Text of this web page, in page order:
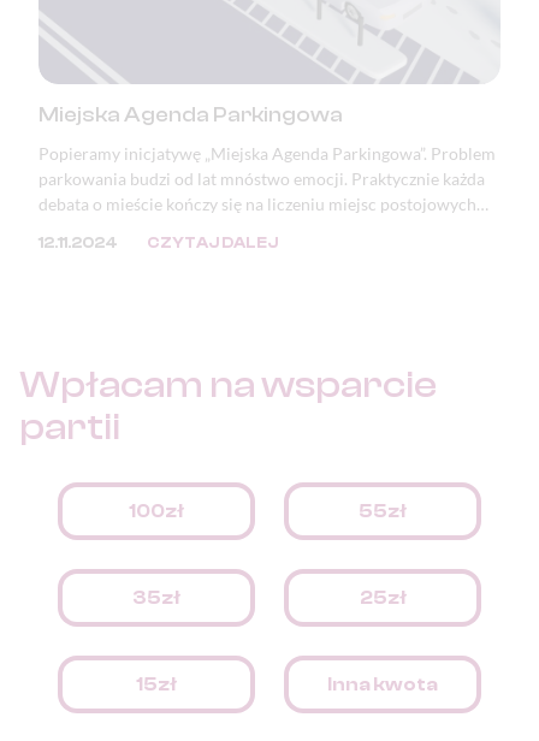
Miejska Agenda Parkingowa
Popieramy inicjatywę „Miejska Agenda Parkingowa”. Problem
parkowania budzi od lat mnóstwo emocji. Praktycznie każda
debata o mieście kończy się na liczeniu miejsc postojowych
zdewastowaną zieleń. Mimo, że problem ten doskwiera
12.11.2024 CZYTAJ DALEJ
Wpłacam nawsparcie
partii
100zł 55zł
35zł 25zł
15zł Inna kwota